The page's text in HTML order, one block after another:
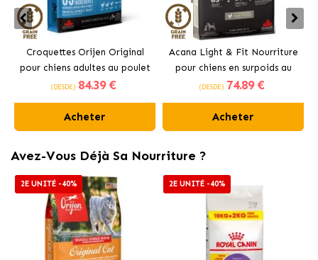
Croquettes Orijen Original
pour chiens adultes au poulet
(DESDE) 84.39 €
Acheter
Acana Light & Fit Nourriture
pour chiens en surpoids au
poulet frais
(DESDE) 74.89 €
Acheter
Avez-Vous Déjà Sa Nourriture ?
2E UNITÉ -40% 2E UNITÉ -40%